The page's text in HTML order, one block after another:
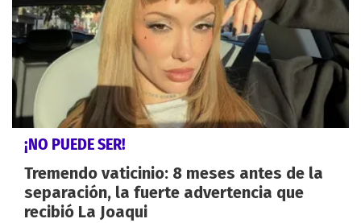
¡NO PUEDE SER!
Tremendo vaticinio: 8 meses antes de la
separación, la fuerte advertencia que
recibió La Joaqui